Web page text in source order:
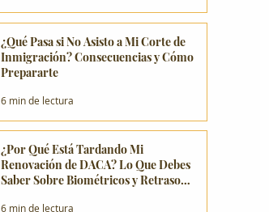
¿Qué Pasa si No Asisto a Mi Corte de
Inmigración? Consecuencias y Cómo
Prepararte
6 min de lectura
¿Por Qué Está Tardando Mi
Renovación de DACA? Lo Que Debes
Saber Sobre Biométricos y Retrasos
6 min de lectura